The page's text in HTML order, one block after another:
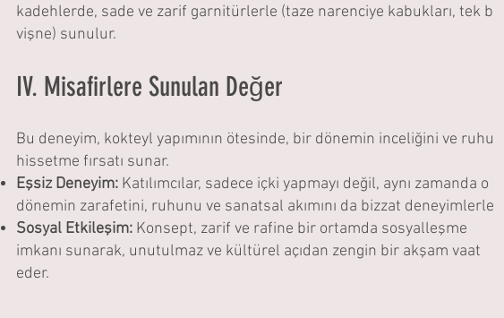
kadehlerde, sade ve zarif garnitürlerle (taze narenciye kabukları, tek bir
vişne) sunulur.
IV. Misafirlere Sunulan Değer
Bu deneyim, kokteyl yapımının ötesinde, bir dönemin inceliğini ve ruhunu
hissetme fırsatı sunar.
Eşsiz Deneyim:Katılımcılar, sadece içki yapmayı değil, aynı zamanda o
dönemin zarafetini, ruhunu ve sanatsal akımını da bizzat deneyimlerler.
Sosyal Etkileşim: Konsept, zarif ve rafine bir ortamda sosyalleşme
imkanı sunarak, unutulmaz ve kültürel açıdan zengin bir akşam vaat
eder.